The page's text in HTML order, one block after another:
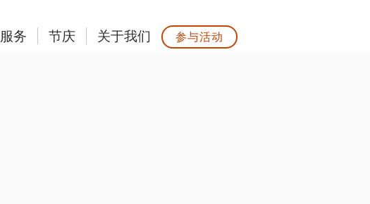
服务 节庆 关于我们 参与活动